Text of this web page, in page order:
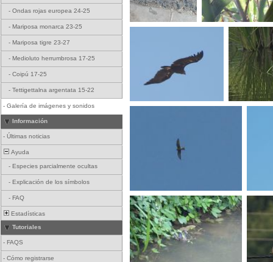
- Ondas rojas europea 24-25
- Mariposa monarca 23-25
- Mariposa tigre 23-27
- Medioluto herrumbrosa 17-25
- Coipú 17-25
- Tettigettalna argentata 15-22
- Galería de imágenes y sonidos
Información
- Últimas noticias
Ayuda
- Especies parcialmente ocultas
- Explicación de los símbolos
- FAQ
Estadísticas
Tutoriales
- FAQS
- Cómo registrarse